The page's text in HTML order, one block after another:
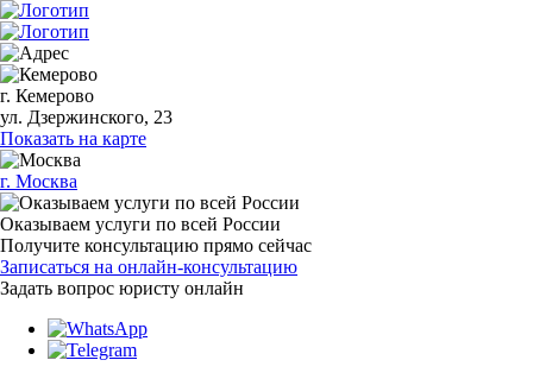
г. Кемерово
ул. Дзержинского, 23
Показать на карте
г. Москва
Оказываем услуги по всей России
Получите консультацию прямо сейчас
Записаться на онлайн-консультацию
Задать вопрос юристу онлайн